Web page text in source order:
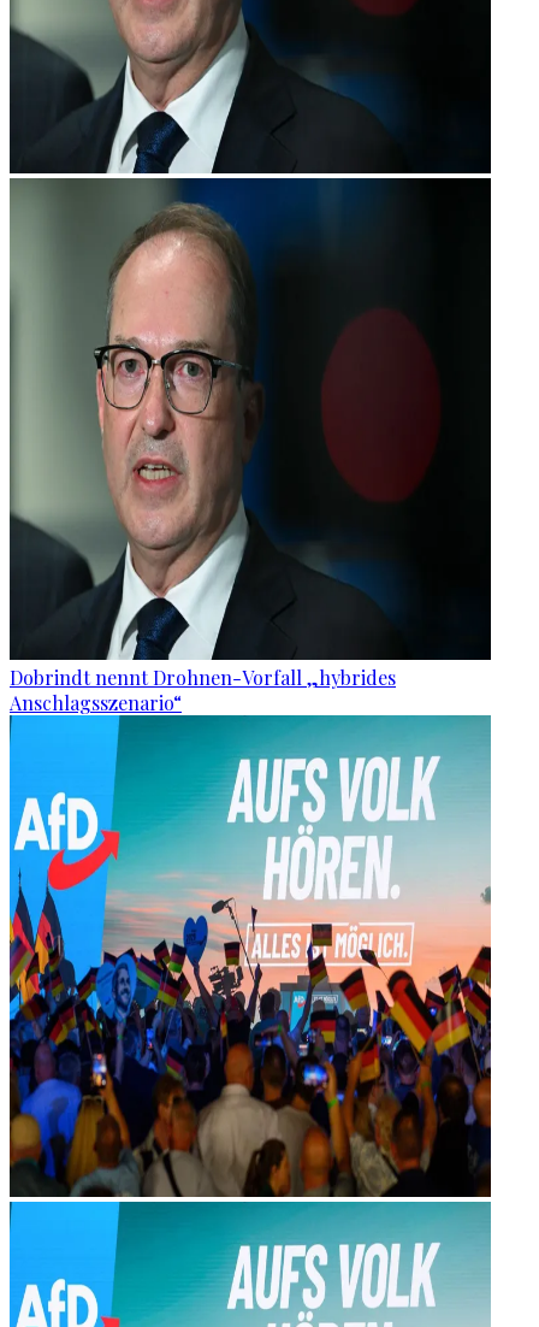
Dobrindt nennt Drohnen-Vorfall „hybrides
Anschlagsszenario“